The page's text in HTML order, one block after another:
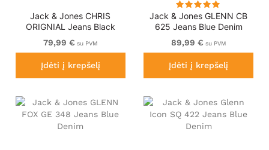
Jack & Jones CHRIS
ORIGNIAL Jeans Black
Denim
79,99 € su PVM
Įdėti į krepšelį
Jack & Jones GLENN CB
625 Jeans Blue Denim
89,99 € su PVM
Įdėti į krepšelį